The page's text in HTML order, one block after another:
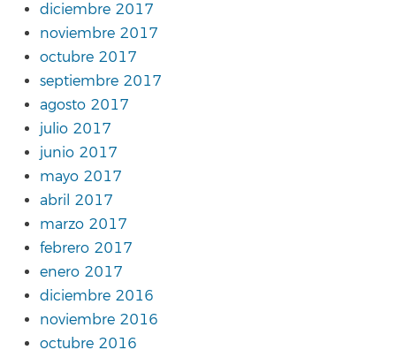
diciembre 2017
noviembre 2017
octubre 2017
septiembre 2017
agosto 2017
julio 2017
junio 2017
mayo 2017
abril 2017
marzo 2017
febrero 2017
enero 2017
diciembre 2016
noviembre 2016
octubre 2016